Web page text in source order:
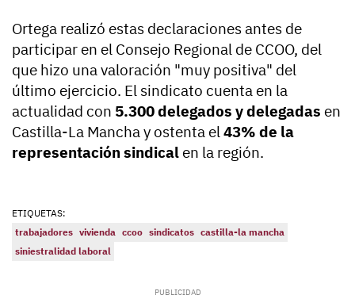
Ortega realizó estas declaraciones antes de
participar en el Consejo Regional de CCOO, del
que hizo una valoración "muy positiva" del
último ejercicio. El sindicato cuenta en la
actualidad con 5.300 delegados y delegadas en
Castilla-La Mancha y ostenta el43% de la
representación sindical en la región.
ETIQUETAS:
trabajadores vivienda ccoo sindicatos castilla-la mancha
siniestralidad laboral